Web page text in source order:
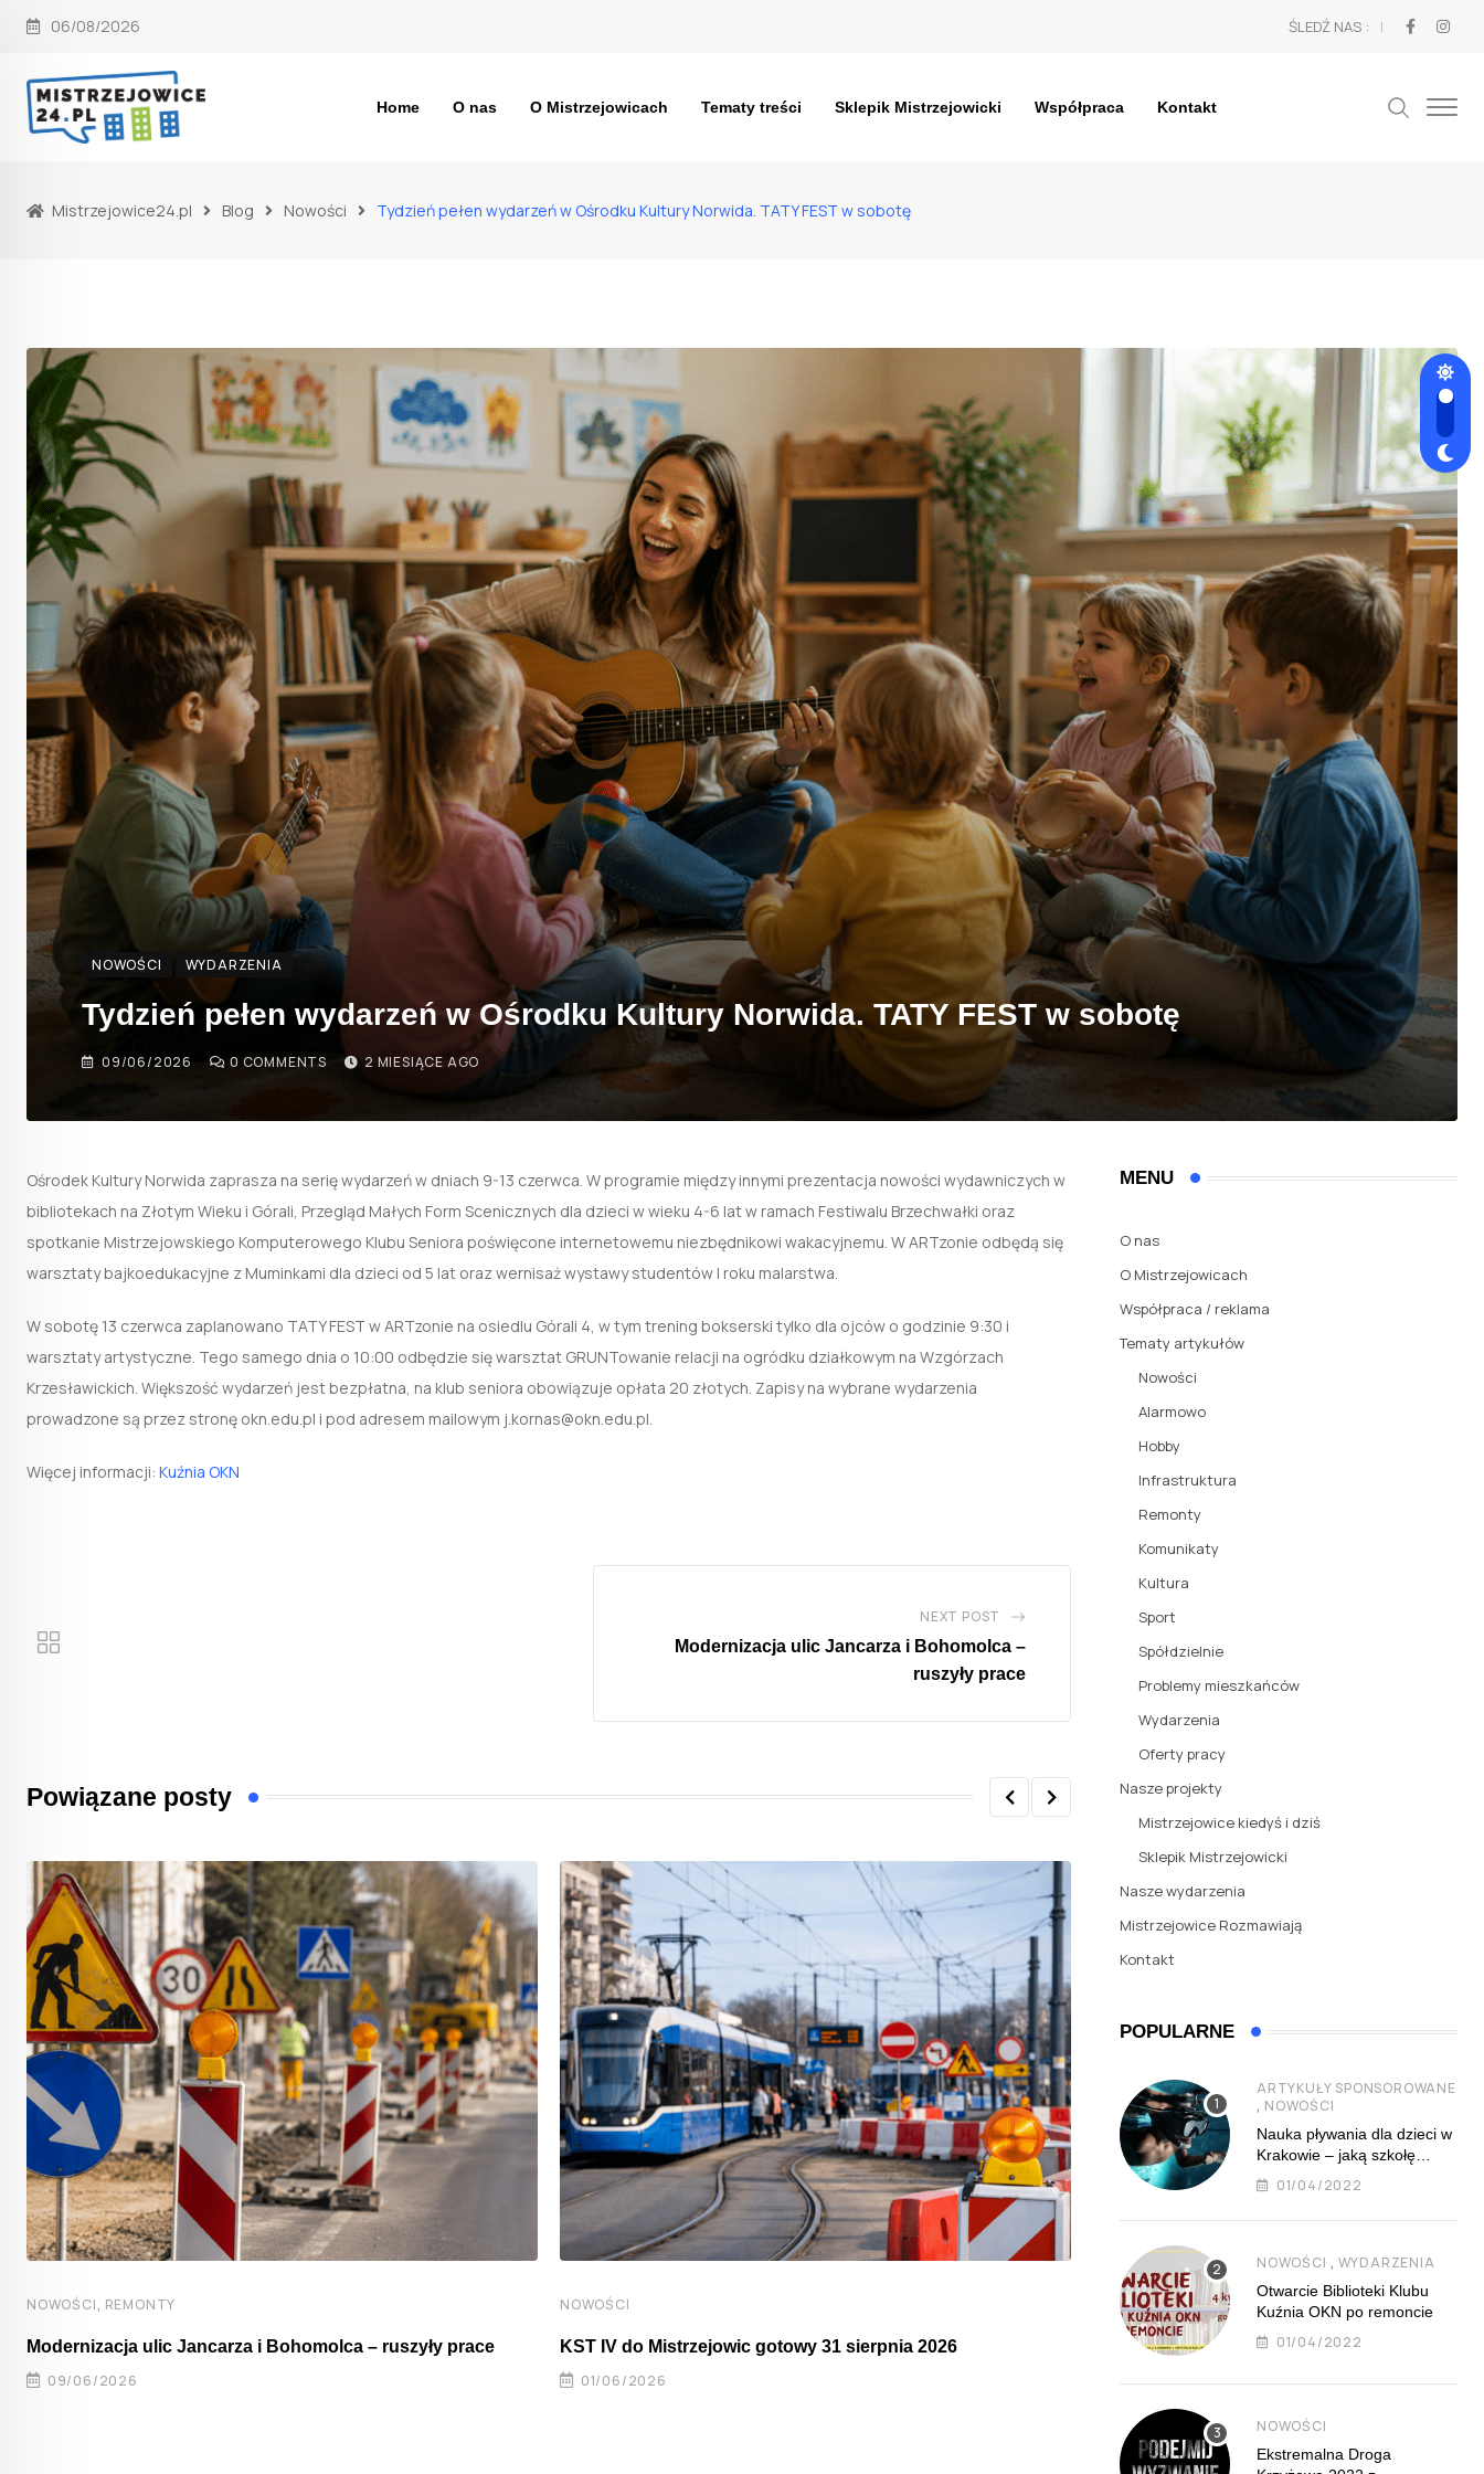
Skip
content
06/08/2026 ŚLEDŹ NAS :
Home O nas O Mistrzejowicach Tematy treści Sklepik Mistrzejowicki Współpraca Kontakt
Mistrzejowice24.pl Blog Nowości Tydzień pełen wydarzeń w Ośrodku Kultury Norwida. TATY FEST w sobotę
NOWOŚCI WYDARZENIA
Tydzień pełen wydarzeń w Ośrodku Kultury Norwida. TATY FEST w sobotę
09/06/2026 0 COMMENTS 2 MIESIĄCE AGO
Ośrodek Kultury Norwida zaprasza na serię wydarzeń w dniach 9-13 czerwca. W programie między innymi prezentacja nowości wydawniczych w
bibliotekach na Złotym Wieku i Górali, Przegląd Małych Form Scenicznych dla dzieci w wieku 4-6 lat w ramach Festiwalu Brzechwałki oraz
spotkanie Mistrzejowskiego Komputerowego Klubu Seniora poświęcone internetowemu niezbędnikowi wakacyjnemu. W ARTzonie odbędą się
warsztaty bajkoedukacyjne z Muminkami dla dzieci od 5 lat oraz wernisaż wystawy studentów I roku malarstwa.
W sobotę 13 czerwca zaplanowano TATY FEST w ARTzonie na osiedlu Górali 4, w tym trening bokserski tylko dla ojców o godzinie 9:30 i
warsztaty artystyczne. Tego samego dnia o 10:00 odbędzie się warsztat GRUNTowanie relacji na ogródku działkowym na Wzgórzach
Krzesławickich. Większość wydarzeń jest bezpłatna, na klub seniora obowiązuje opłata 20 złotych. Zapisy na wybrane wydarzenia
prowadzone są przez stronę okn.edu.pl i pod adresem mailowym j.kornas@okn.edu.pl.
Więcej informacji: Kuźnia OKN
NEXT POST
Modernizacja ulic Jancarza i Bohomolca –
ruszyły prace
Powiązane posty
NOWOŚCI, REMONTY
Modernizacja ulic Jancarza i Bohomolca – ruszyły prace
09/06/2026
NOWOŚCI
KST IV do Mistrzejowic gotowy 31 sierpnia 2026
01/06/2026
NOWOŚCI,WYDARZENIA
Czerwcowy program Ośrodka Kultury
01/06/2026
MENU
O nas
O Mistrzejowicach
Współpraca / reklama
Tematy artykułów
Nowości
Alarmowo
Hobby
Infrastruktura
Remonty
Komunikaty
Kultura
Sport
Spółdzielnie
Problemy mieszkańców
Wydarzenia
Oferty pracy
Nasze projekty
Mistrzejowice kiedyś i dziś
Sklepik Mistrzejowicki
Nasze wydarzenia
Mistrzejowice Rozmawiają
Kontakt
POPULARNE
ARTYKUŁY SPONSOROWANE
, NOWOŚCI
Nauka pływania dla dzieci w
Krakowie – jaką szkołę
najlepiej wybrać?
01/04/2022
NOWOŚCI , WYDARZENIA
Otwarcie Biblioteki Klubu
Kuźnia OKN po remoncie
01/04/2022
NOWOŚCI
Ekstremalna Droga